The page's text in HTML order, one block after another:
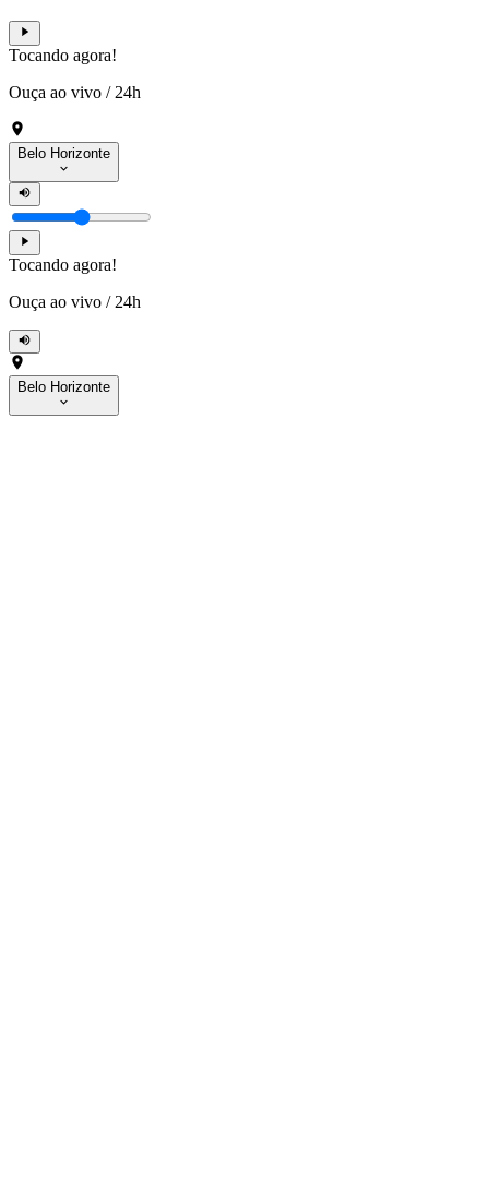
Tocando agora!
Ouça ao vivo / 24h
Belo Horizonte
Tocando agora!
Ouça ao vivo / 24h
Belo Horizonte